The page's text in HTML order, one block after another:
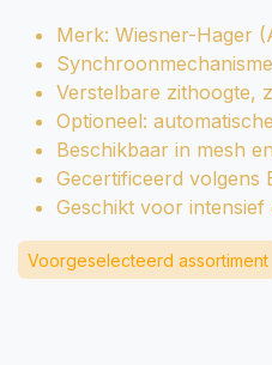
Merk: Wiesner-Hager
Verstelbare zithoogte,
Optioneel:
Beschikbaar in mesh
Gecertificeerd volgens
Geschikt voor intensief
Voorgeselecteerd assortiment